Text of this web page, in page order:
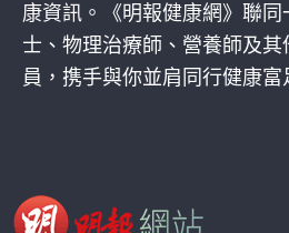
康資訊。《明報健康網》聯
士、物理治療師、營養師及其
員，携手與你並肩同行健康富